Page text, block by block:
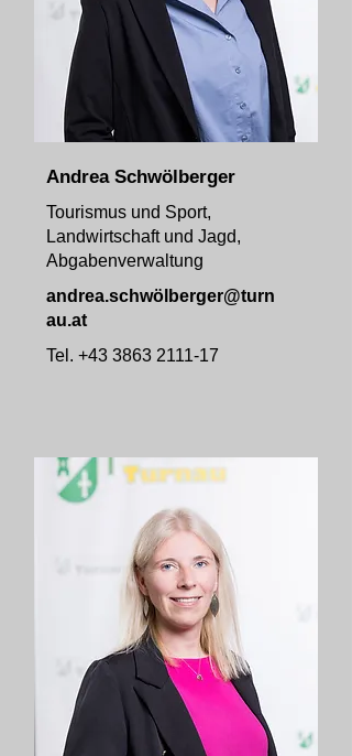
Andrea Schwölberger
Tourismus und Sport,
Landwirtschaft und Jagd,
Abgabenverwaltung
andrea.schwö lberger@turn
au.at
Tel. +43 3863 2111-17